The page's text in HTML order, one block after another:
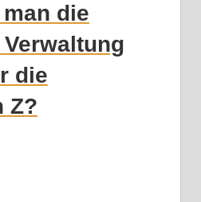
die
die
Z?